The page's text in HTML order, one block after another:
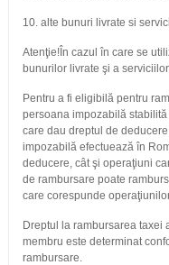
10. alte bunuri livrate si
Atenţie!În cazul în care se
bunurilor livrate şi a
Pentru a fi eligibilă pentru
persoana impozabilă
care dau dreptul de
impozabilă efectuează în
deducere, cât şi operaţiuni
de rambursare poate
care corespunde
Dreptul la rambursarea taxei
membru este determinat
rambursare.